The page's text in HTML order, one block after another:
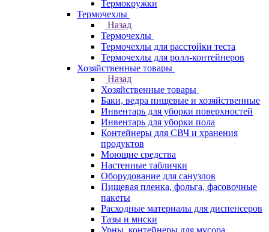
Термокружки
Термочехлы
Назад
Термочехлы
Термочехлы для расстойки теста
Термочехлы для ролл-контейнеров
Хозяйственные товары
Назад
Хозяйственные товары
Баки, ведра пищевые и хозяйственные
Инвентарь для уборки поверхностей
Инвентарь для уборки пола
Контейнеры для СВЧ и хранения
продуктов
Моющие средства
Настенные таблички
Оборудование для санузлов
Пищевая пленка, фольга, фасовочные
пакеты
Расходные материалы для диспенсеров
Тазы и миски
Урны, контейнеры для мусора